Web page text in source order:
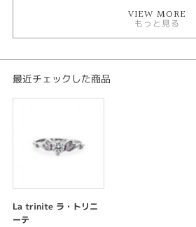
VIEW MORE
もっと見る
最近チェックした商品
La trinite ラ・トリニ
ーテ